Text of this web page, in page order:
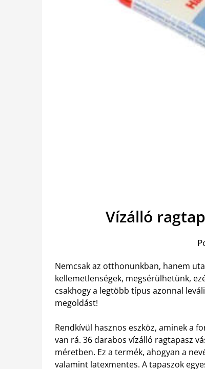
Vízálló
Nemcsak az otthonunkban, hanem
kellemetlenségek, megsérülhetünk,
csakhogy a legtöbb típus azonnal
megoldást!
Rendkívül hasznos eszköz, aminek a
van rá. 36 darabos vízálló ragtapasz
méretben. Ez a termék, ahogyan a
valamint latexmentes. A tapaszok